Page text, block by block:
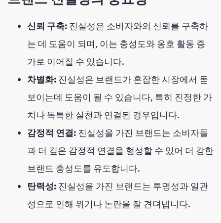
신뢰 구축: 진실성은 소비자와의 신뢰를 구축하
는 데 도움이 되며, 이는 충성도와 옹호 활동 증
가로 이어질 수 있습니다.
차별화: 진실성은 브랜드가 혼잡한 시장에서 돋
보이는데 도움이 될 수 있습니다, 특히 진정한 가
치나 독특한 실천과 연결된 경우입니다.
감정적 연결: 진실성을 가진 브랜드는 소비자들
과 더 깊은 감정적 연결을 형성할 수 있어 더 강한
브랜드 충성도를 유도합니다.
탄력성: 진실성을 가진 브랜드는 투명성과 일관
성으로 인해 위기나 논란을 잘 견뎌냅니다.